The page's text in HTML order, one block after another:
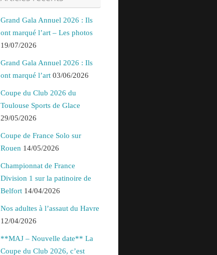
Grand Gala Annuel 2026 : Ils
ont marqué l’art – Les photos
19/07/2026
Grand Gala Annuel 2026 : Ils
ont marqué l’art 03/06/2026
Coupe du Club 2026 du
Toulouse Sports de Glace
29/05/2026
Coupe de France Solo sur
Rouen 14/05/2026
Championnat de France
Division 1 sur la patinoire de
Belfort 14/04/2026
Nos adultes à l’assaut du Havre
12/04/2026
**MAJ – Nouvelle date** La
Coupe du Club 2026, c’est